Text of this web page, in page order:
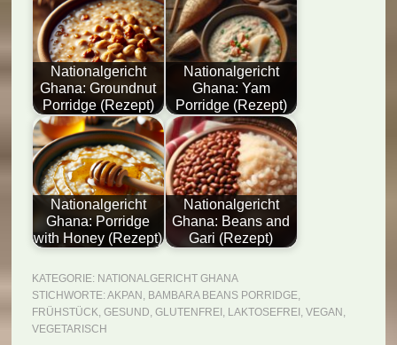
Nationalgericht
Ghana: Groundnut
Porridge (Rezept)
Nationalgericht
Ghana: Yam
Porridge (Rezept)
Nationalgericht
Ghana: Porridge
with Honey (Rezept)
Nationalgericht
Ghana: Beans and
Gari (Rezept)
KATEGORIE: NATIONALGERICHT GHANA
STICHWORTE: AKPAN , BAMBARA BEANS PORRIDGE,
FRÜHSTÜCK, GESUND, GLUTENFREI , LAKTOSEFREI , VEGAN ,
VEGETARISCH